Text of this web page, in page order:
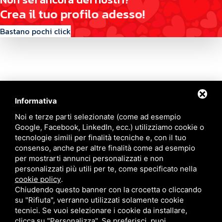
Informativa
Noi e terze parti selezionate (come ad esempio
Google, Facebook, LinkedIn, ecc.) utilizziamo cookie o
tecnologie simili per finalità tecniche e, con il tuo
consenso, anche per altre finalità come ad esempio
per mostrarti annunci personalizzati e non
personalizzati più utili per te, come specificato nella
cookie policy.
Chiudendo questo banner con la crocetta o cliccando
su "Rifiuta", verranno utilizzati solamente cookie
tecnici. Se vuoi selezionare i cookie da installare,
Creailtuoprofiloadesso!
Bastano pochi click
Contattaci
Via Quinto Bucci, 205, 47521 Cesena (FC)
+39 0543 31536
+39 320 6635083
info@amiciziaeamore.it
Links
Chi siamo
Annunci